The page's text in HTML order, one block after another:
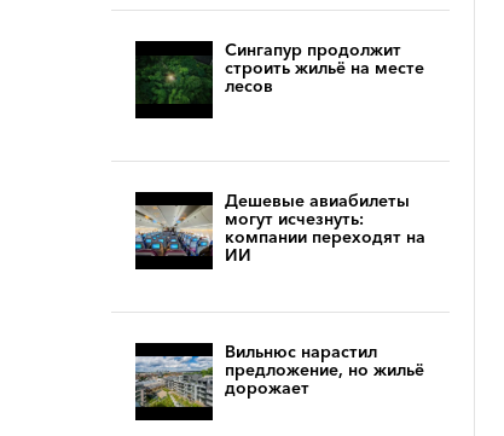
Сингапур продолжит
строить жильё на месте
лесов
Дешевые авиабилеты
могут исчезнуть:
компании переходят на
ИИ
Вильнюс нарастил
предложение, но жильё
дорожает